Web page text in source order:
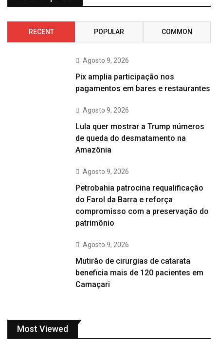
RECENT POPULAR COMMON
Agosto 9, 2026
Pix amplia participação nos
pagamentos em bares e restaurantes
Agosto 9, 2026
Lula quer mostrar a Trump números
de queda do desmatamento na
Amazônia
Agosto 9, 2026
Petrobahia patrocina requalificação
do Farol da Barra e reforça
compromisso com a preservação do
patrimônio
Agosto 9, 2026
Mutirão de cirurgias de catarata
beneficia mais de 120 pacientes em
Camaçari
Most Viewed